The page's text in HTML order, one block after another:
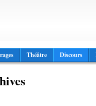
Théâtre Discours